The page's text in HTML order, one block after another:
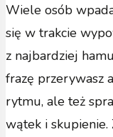
Wiele osób
się w trakcie
z najbardziej
frazę przerywasz
rytmu, ale też
wątek i